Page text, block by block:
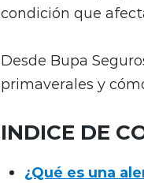
condición que
Desde Bupa
primaverales y
INDICE DE
¿Qué es una